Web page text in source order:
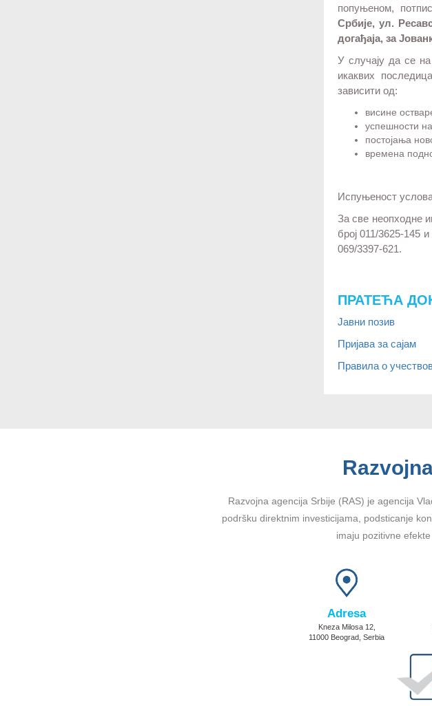
попуњеном,
Србије, ул.
догађаја, за
У случају да се на
икаквих
зависити од:
висине
успешности
постојања
времена
Испуњеност
За све неопходне
број 011/3625-145
069/3397-621.
ПРАТЕЋА
Јавни позив
Пријава за сајам
Правила о
Razvojna agencija Srbije (RAS) je agencija
podršku direktnim investicijama, podsticanje
imaju pozitivne
Adresa
Kneza Milosa 12,
11000 Beograd, Serbia